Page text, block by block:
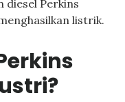
diesel Perkins
listrik.